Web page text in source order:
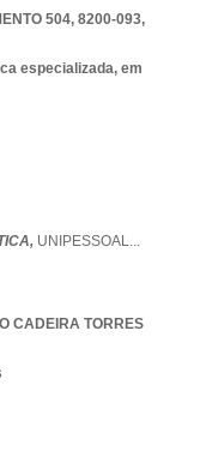
504, 8200-093,
especializada, em
UNIPESSOAL...
CADEIRA TORRES